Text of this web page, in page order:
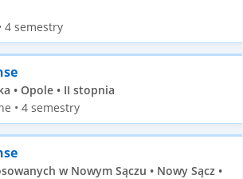
4 semestry
• Opole • II stopnia
• 4 semestry
w Nowym Sączu • Nowy Sącz •